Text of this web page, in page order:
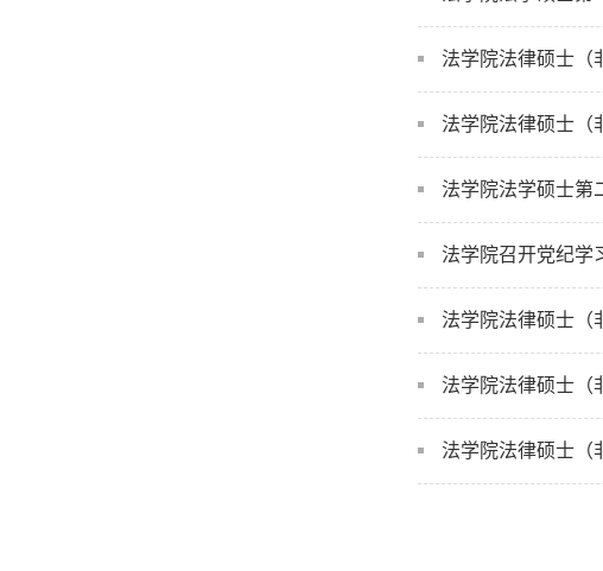
法学院法律硕士（
法学院法律硕士（
法学院法学硕士第
法学院召开党纪学
法学院法律硕士（
法学院法律硕士（
法学院法律硕士（